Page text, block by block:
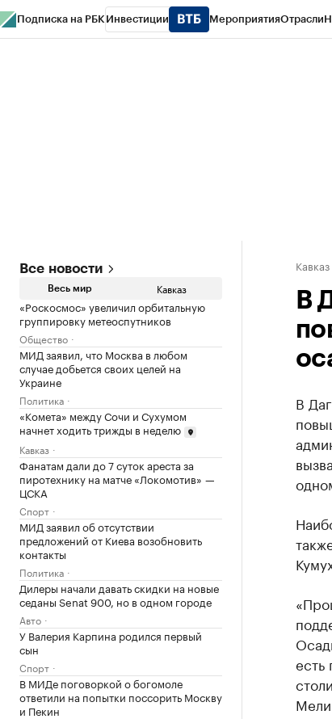
Подписка на РБК Инвестиции МероприятияОтрасли
Все новости
Весь мир Кавказ
«Роскосмос» увеличил орбитальную
группировку метеоспутников
Общество
МИД заявил, что Москва в любом
случае добьется своих целей на
Украине
Политика
«Комета» между Сочи и Сухумом
начнет ходить трижды в неделю
Кавказ
Фанатам дали до 7 суток ареста за
пиротехнику на матче «Локомотив» —
ЦСКА
Спорт
МИД заявил об отсутствии
предложений от Киева возобновить
контакты
Политика
Дилеры начали давать скидки на новые
седаны Senat 900, но в одном городе
Авто
У Валерия Карпина родился первый
сын
Спорт
В МИДе поговоркой о богомоле
ответили на попытки поссорить Москву
и Пекин
Кавказ
В
В
есть